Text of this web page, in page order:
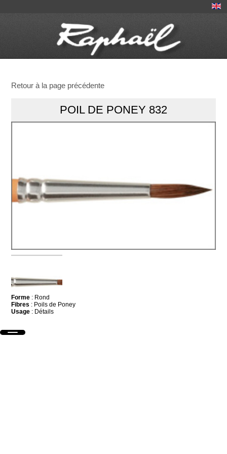
Retour à la page précédente
POIL DE PONEY 832
Forme : Rond
Fibres : Poils de Poney
Usage : Détails